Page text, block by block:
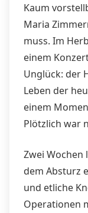
Kaum
Maria
muss. Im
einem
Unglück: der
Leben der
einem
Plötzlich war
Zwei Wochen
dem Absturz
und etliche
Operationen